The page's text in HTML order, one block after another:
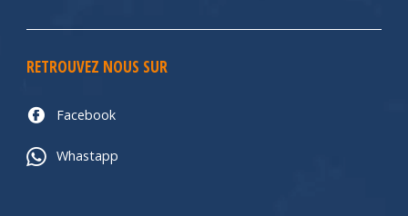
RETROUVEZ NOUS SUR
Facebook
Whastapp